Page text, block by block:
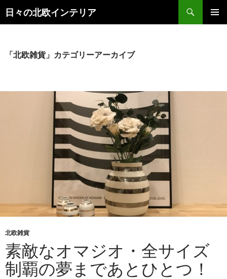
日々の北欧インテリア
索
ン「北欧雑貨」カテゴリーアーカイブ
北欧雑貨
素敵なオマジオ・全サイズ
制覇の夢まであとひとつ！